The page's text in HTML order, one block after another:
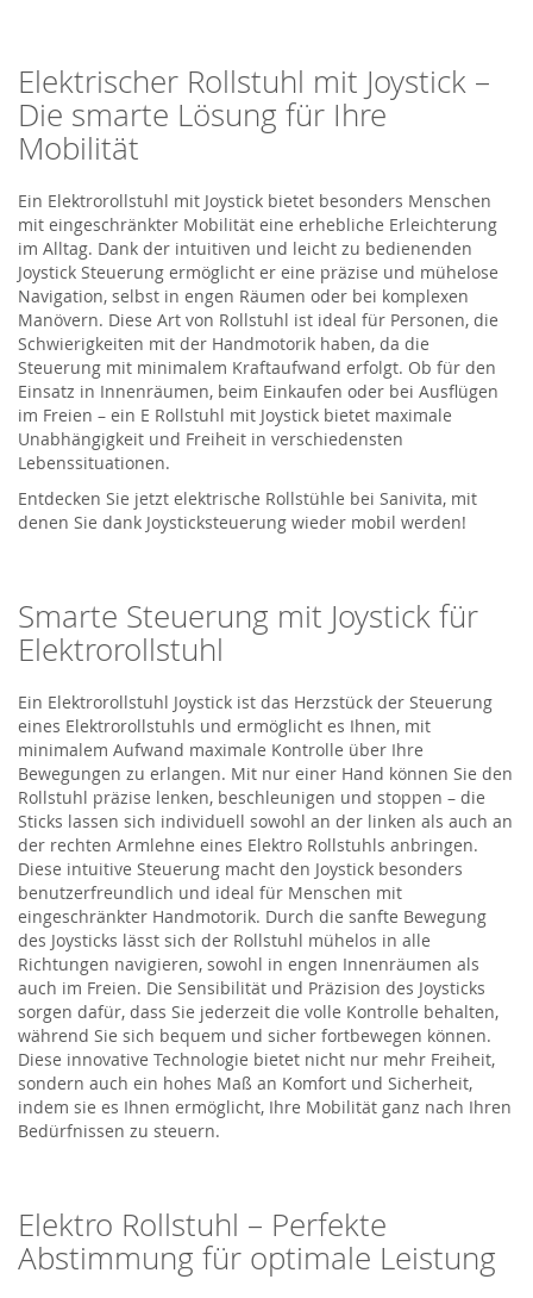
Elektrischer Rollstuhl mit Joystick –
Die smarte Lösung für Ihre
Mobilität
Ein Elektrorollstuhl mit Joystick bietet besonders Menschen
mit eingeschränkter Mobilität eine erhebliche Erleichterung
im Alltag. Dank der intuitiven und leicht zu bedienenden
Joystick Steuerung ermöglicht er eine präzise und mühelose
Navigation, selbst in engen Räumen oder bei komplexen
Manövern. Diese Art von Rollstuhl ist ideal für Personen, die
Schwierigkeiten mit der Handmotorik haben, da die
Steuerung mit minimalem Kraftaufwand erfolgt. Ob für den
Einsatz in Innenräumen, beim Einkaufen oder bei Ausflügen
im Freien – ein E Rollstuhl mit Joystick bietet maximale
Unabhängigkeit und Freiheit in verschiedensten
Lebenssituationen.
Entdecken Sie jetzt elektrische Rollstühle bei Sanivita, mit
denen Sie dank Joysticksteuerung wieder mobil werden!
Smarte Steuerung mit Joystick für
Elektrorollstuhl
Ein Elektrorollstuhl Joystick ist das Herzstück der Steuerung
eines Elektrorollstuhls und ermöglicht es Ihnen, mit
minimalem Aufwand maximale Kontrolle über Ihre
Bewegungen zu erlangen. Mit nur einer Hand können Sie den
Rollstuhl präzise lenken, beschleunigen und stoppen – die
Sticks lassen sich individuell sowohl an der linken als auch an
der rechten Armlehne eines Elektro Rollstuhls anbringen.
Diese intuitive Steuerung macht den Joystick besonders
benutzerfreundlich und ideal für Menschen mit
eingeschränkter Handmotorik. Durch die sanfte Bewegung
des Joysticks lässt sich der Rollstuhl mühelos in alle
Richtungen navigieren, sowohl in engen Innenräumen als
auch im Freien. Die Sensibilität und Präzision des Joysticks
sorgen dafür, dass Sie jederzeit die volle Kontrolle behalten,
während Sie sich bequem und sicher fortbewegen können.
Diese innovative Technologie bietet nicht nur mehr Freiheit,
sondern auch ein hohes Maß an Komfort und Sicherheit,
indem sie es Ihnen ermöglicht, Ihre Mobilität ganz nach Ihren
Bedürfnissen zu steuern.
Elektro Rollstuhl – Perfekte
Abstimmung für optimale Leistung